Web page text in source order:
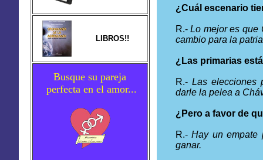
LIBROS!!
Busque su pareja
perfecta en el amor...
¿Cuál escenario
R.-Lo mejor es que
cambio para la
¿Las primarias
R.- Las elecciones
darle la pelea a
¿Pero a favor de
R.- Hay un empate
ganar.